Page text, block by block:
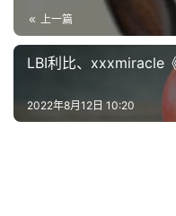
首
上一篇
LBI利比、xxxmiracle
2022年8月12日 10:20